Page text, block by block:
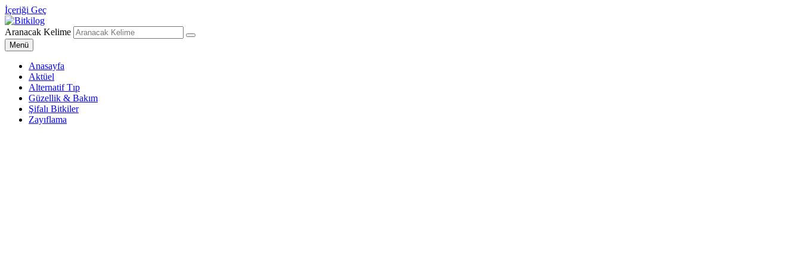
İçeriği Geç
Bitkilog
Sağlıklı Beslenme Uzmanı
Aranacak Kelime
Menü
Anasayfa
Aktüel
Alternatif Tıp
Güzellik & Bakım
Şifalı Bitkiler
Zayıflama